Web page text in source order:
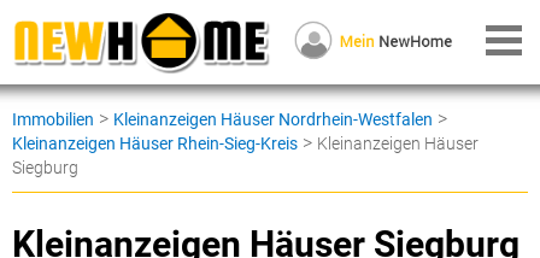
Immobilien > Kleinanzeigen Häuser Nordrhein-Westfalen >
Kleinanzeigen Häuser Rhein-Sieg-Kreis > Kleinanzeigen Häuser
Siegburg
Kleinanzeigen Häuser Siegburg